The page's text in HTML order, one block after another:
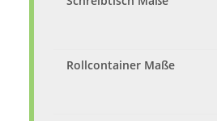
Rollcontainer Maße